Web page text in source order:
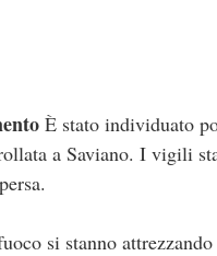
È stato individuato
a Saviano. I vigili
si stanno